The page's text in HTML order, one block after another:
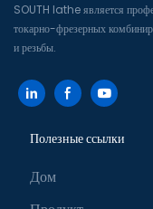
SOUTH lathe является
токарно-фрезерных
и резьбы.
Полезные ссылки
Дом